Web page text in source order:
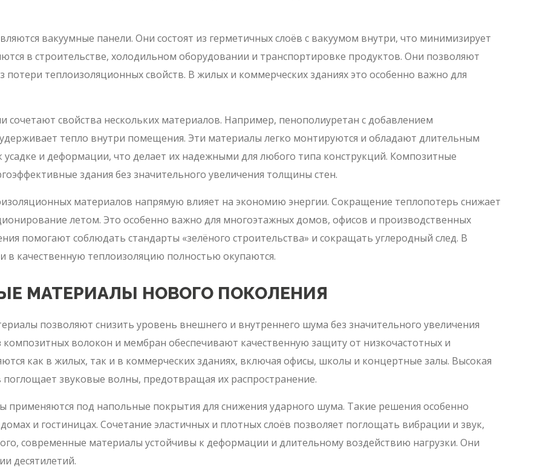
вакуумные панели. Они состоят из герметичных слоёв с вакуумом внутри, что минимизирует
в строительстве, холодильном оборудовании и транспортировке продуктов. Они позволяют
потери теплоизоляционных свойств. В жилых и коммерческих зданиях это особенно важно для
свойства нескольких материалов. Например, пенополиуретан с добавлением
тепло внутри помещения. Эти материалы легко монтируются и обладают длительным
и деформации, что делает их надежными для любого типа конструкций. Композитные
здания без значительного увеличения толщины стен.
материалов напрямую влияет на экономию энергии. Сокращение теплопотерь снижает
летом. Это особенно важно для многоэтажных домов, офисов и производственных
помогают соблюдать стандарты «зелёного строительства» и сокращать углеродный след. В
в качественную теплоизоляцию полностью окупаются.
МАТЕРИАЛЫ НОВОГО ПОКОЛЕНИЯ
позволяют снизить уровень внешнего и внутреннего шума без значительного увеличения
композитных волокон и мембран обеспечивают качественную защиту от низкочастотных и
как в жилых, так и в коммерческих зданиях, включая офисы, школы и концертные залы. Высокая
поглощает звуковые волны, предотвращая их распространение.
под напольные покрытия для снижения ударного шума. Такие решения особенно
и гостиницах. Сочетание эластичных и плотных слоёв позволяет поглощать вибрации и звук,
современные материалы устойчивы к деформации и длительному воздействию нагрузки. Они
десятилетий.